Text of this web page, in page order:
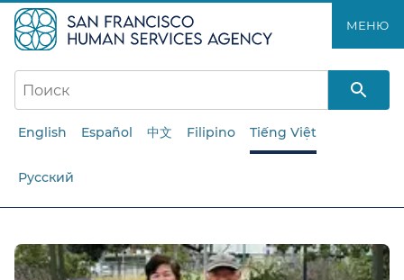
к
основному
содержанию​​
МЕНЮ​​
English Español 中文 Filipino Tiếng Việt
Русский